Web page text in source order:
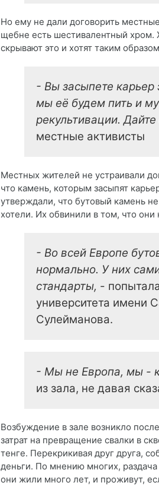
Но ему не дали договорить
щебне есть шестивалентный хром.
скрывают это и хотят таким
- Вы засыпете
мы её будем пить и
рекультивации.
местные активисты
Местных жителей не устраивали
что камень, которым засыпят
утверждали, что бутовый камень
хотели. Их обвинили в том, что они
- Во всей Европе
нормально. У них
стандарты, -
университета имени
Сулейманова.
- Мы не Европа, мы -
из зала, не давая
Возбуждение в зале возникло
затрат на превращение свалки в
тенге. Перекрикивая друг друга,
деньги. По мнению многих,
они жили много лет, и проживут,